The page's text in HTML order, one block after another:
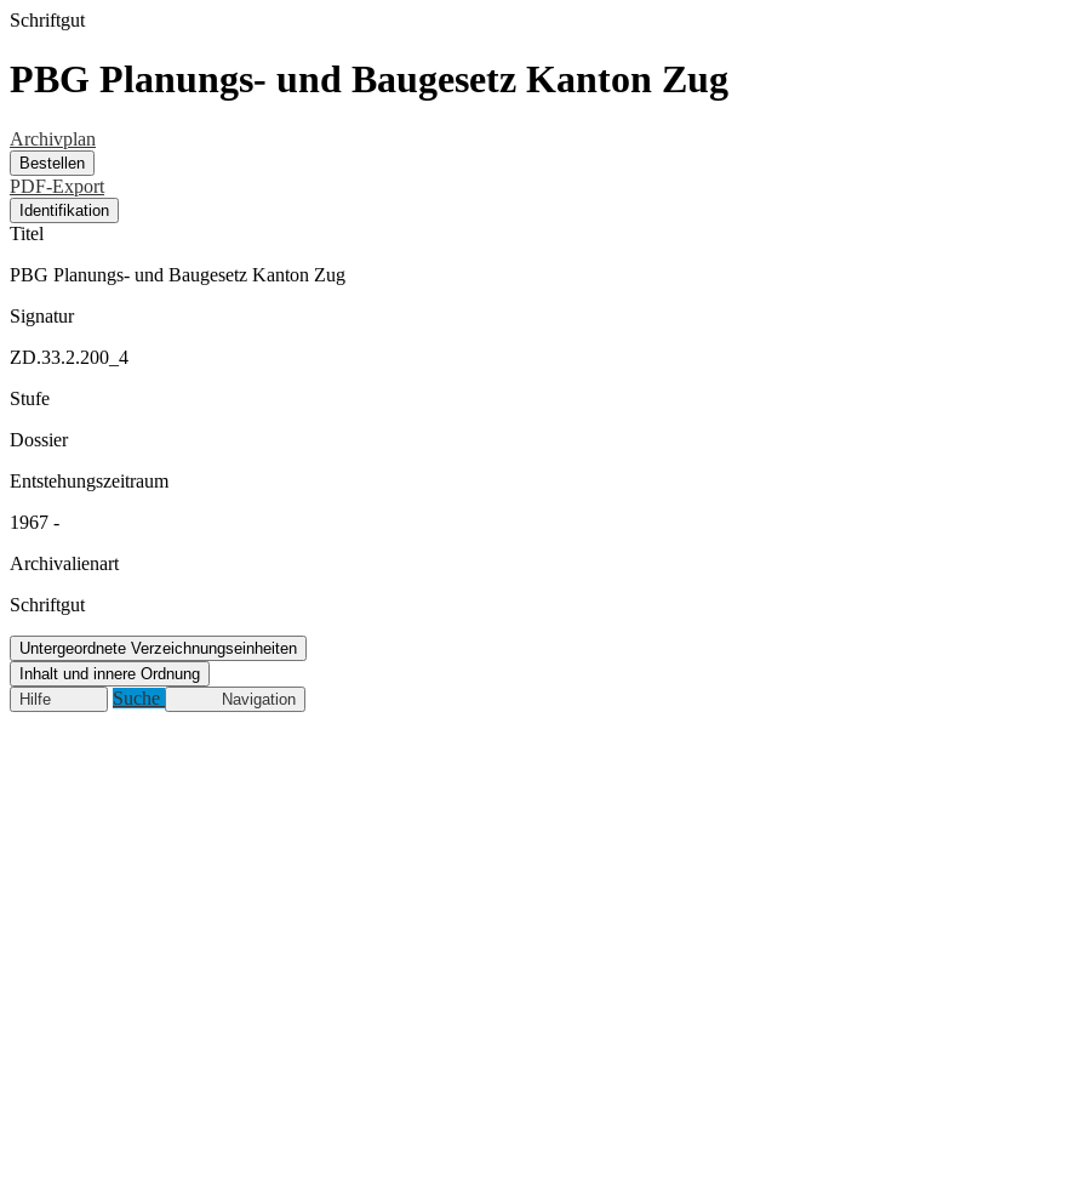
Schriftgut
PBG Planungs- und Baugesetz Kanton Zug
Archivplan
Bestellen
PDF-Export
Identifikation
Titel
PBG Planungs- und Baugesetz Kanton Zug
Signatur
ZD.33.2.200_4
Stufe
Dossier
Entstehungszeitraum
1967 -
Archivalienart
Schriftgut
Untergeordnete Verzeichnungseinheiten
Inhalt und innere Ordnung
Hilfe
Suche Navigation